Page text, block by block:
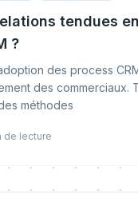
tendues
?
des process
des commerciaux.
méthodes
de lecture